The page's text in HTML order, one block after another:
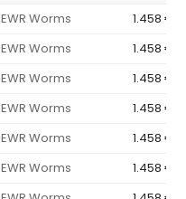
EWR Worms
1.458 €
EWR Worms
1.458 €
EWR Worms
1.458 €
EWR Worms
1.458 €
EWR Worms
1.458 €
EWR Worms
1.458 €